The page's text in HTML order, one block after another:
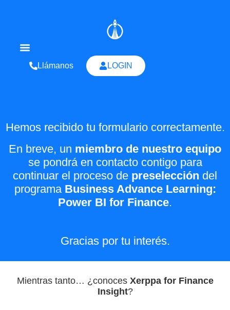
Llámanos LOGIN
Hemos recibido tu formulario correctamente.
En breve, un miembro de nuestro equipo
se pondrá en contacto contigo para
continuar el proceso de preselección del
programa Business Advance Learning:
Power BI for Finance.
Gracias por tu interés.
Mientras tanto… ¿conoces Xerppa for Finance
Insight?